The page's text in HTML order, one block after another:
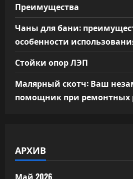
Преимущества
Чаны для бани:
особенности
Стойки опор ЛЭП
Малярный скотч: Ваш
помощник при ремонтных
АРХИВ